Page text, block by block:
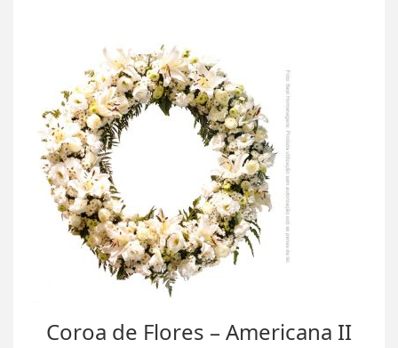
Coroa de Flores – Americana II